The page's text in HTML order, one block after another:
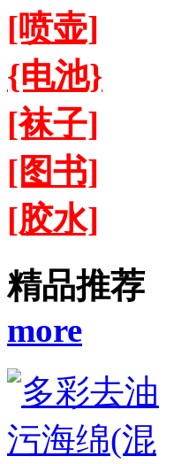
[喷壶]
{电池}
[袜子]
[图书]
[胶水]
精品推荐
more